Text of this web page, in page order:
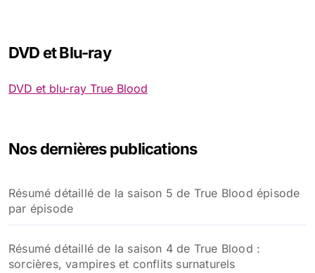
DVD et Blu-ray
DVD et blu-ray True Blood
Nos dernières publications
Résumé détaillé de la saison 5 de True Blood épisode
par épisode
Résumé détaillé de la saison 4 de True Blood :
sorcières, vampires et conflits surnaturels